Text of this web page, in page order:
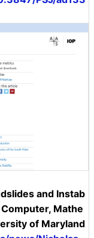
and Instab
Mathe
of Maryland